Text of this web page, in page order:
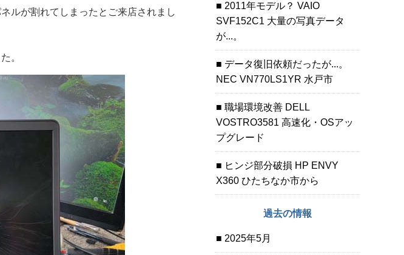
ルが割れてしまったとご来店されまし
。
2011年モデル？ VAIO
SVF152C1 大量の写真データ
が...。
データ復旧依頼だったが...。
NEC VN770LS1YR 水戸市
職場環境改善 DELL
VOSTRO3581 高速化・OSアッ
プグレード
ヒンジ部分破損 HP ENVY
X360 ひたちなか市から
過去の情報
2025年5月